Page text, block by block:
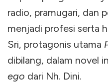
radio, pramugari, dan
menjadi profesi serta
Sri, protagonis utama
dibilang, dalam novel
ego dari Nh. Dini.